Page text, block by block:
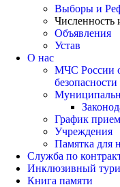
Выборы и
Численность
Объявления
Устав
О нас
МЧС России
безопасности
График
Учреждения
Памятка для
Служба по
Инклюзивный
Книга памяти